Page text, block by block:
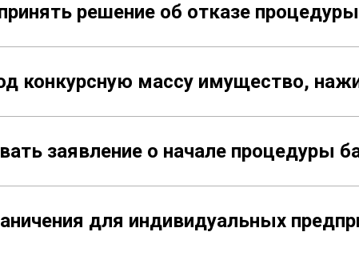
решение об отказе
конкурсную массу имущество,
заявление о начале процедуры
для индивидуальных